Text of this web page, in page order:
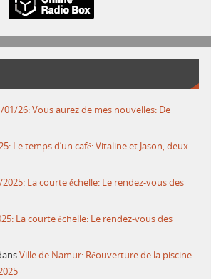
01/26: Vous aurez de mes nouvelles: De
Le temps d’un café: Vitaline et Jason, deux
La courte échelle: Le rendez-vous des
La courte échelle: Le rendez-vous des
Ville de Namur: Réouverture de la piscine